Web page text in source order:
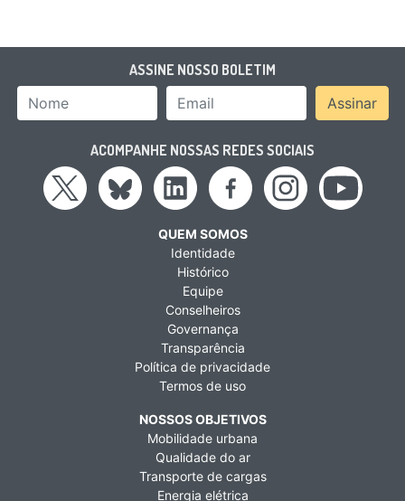
ASSINE NOSSO BOLETIM
Email AddressAssinar
ACOMPANHE NOSSAS REDES SOCIAIS
QUEM SOMOS
Identidade
Histórico
Equipe
Conselheiros
Governança
Transparência
Política de privacidade
Termos de uso
NOSSOS OBJETIVOS
Mobilidade urbana
Qualidade do ar
Transporte de cargas
Energia elétrica